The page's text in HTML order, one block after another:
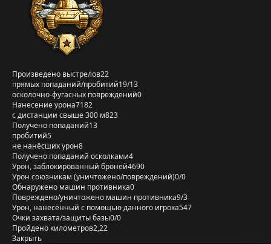
Произведено выстрелов22
прямых попаданий/пробитий19/13
осколочно-фугасных повреждений0
Нанесение урона7182
с дистанции свыше 300 м823
Получено попаданий13
пробитий5
не нанёсших урон8
Получено попаданий осколками4
Урон, заблокированный бронёй4690
Урон союзникам (уничтожено/повреждений)0/0
Обнаружено машин противника0
Повреждено/уничтожено машин противника9/3
Урон, нанесённый с помощью данного игрока547
Очки захвата/защиты базы0/0
Пройдено километров2,22
Закрыть